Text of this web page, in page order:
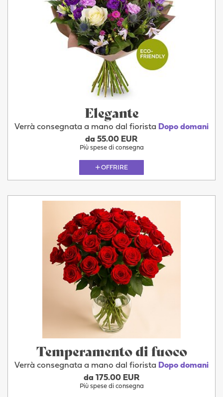
Elegante
Verrà consegnata a mano dal fiorista Dopo domani
da 55.00 EUR
Più spese di consegna
OFFRIRE
Temperamento di fuoco
Verrà consegnata a mano dal fiorista Dopo domani
da 175.00 EUR
Più spese di consegna